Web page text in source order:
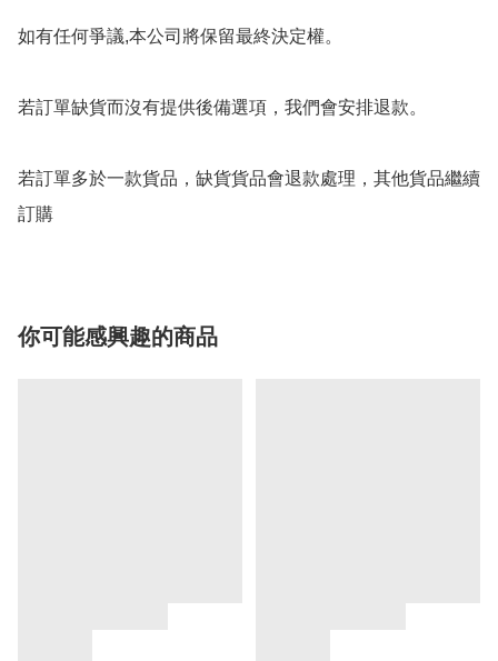
如有任何爭議,本公司將保留最終決定權。
若訂單缺貨而沒有提供後備選項，我們會安排退款。
若訂單多於一款貨品，缺貨貨品會退款處理，其他貨品繼續
你可能感興趣的商品